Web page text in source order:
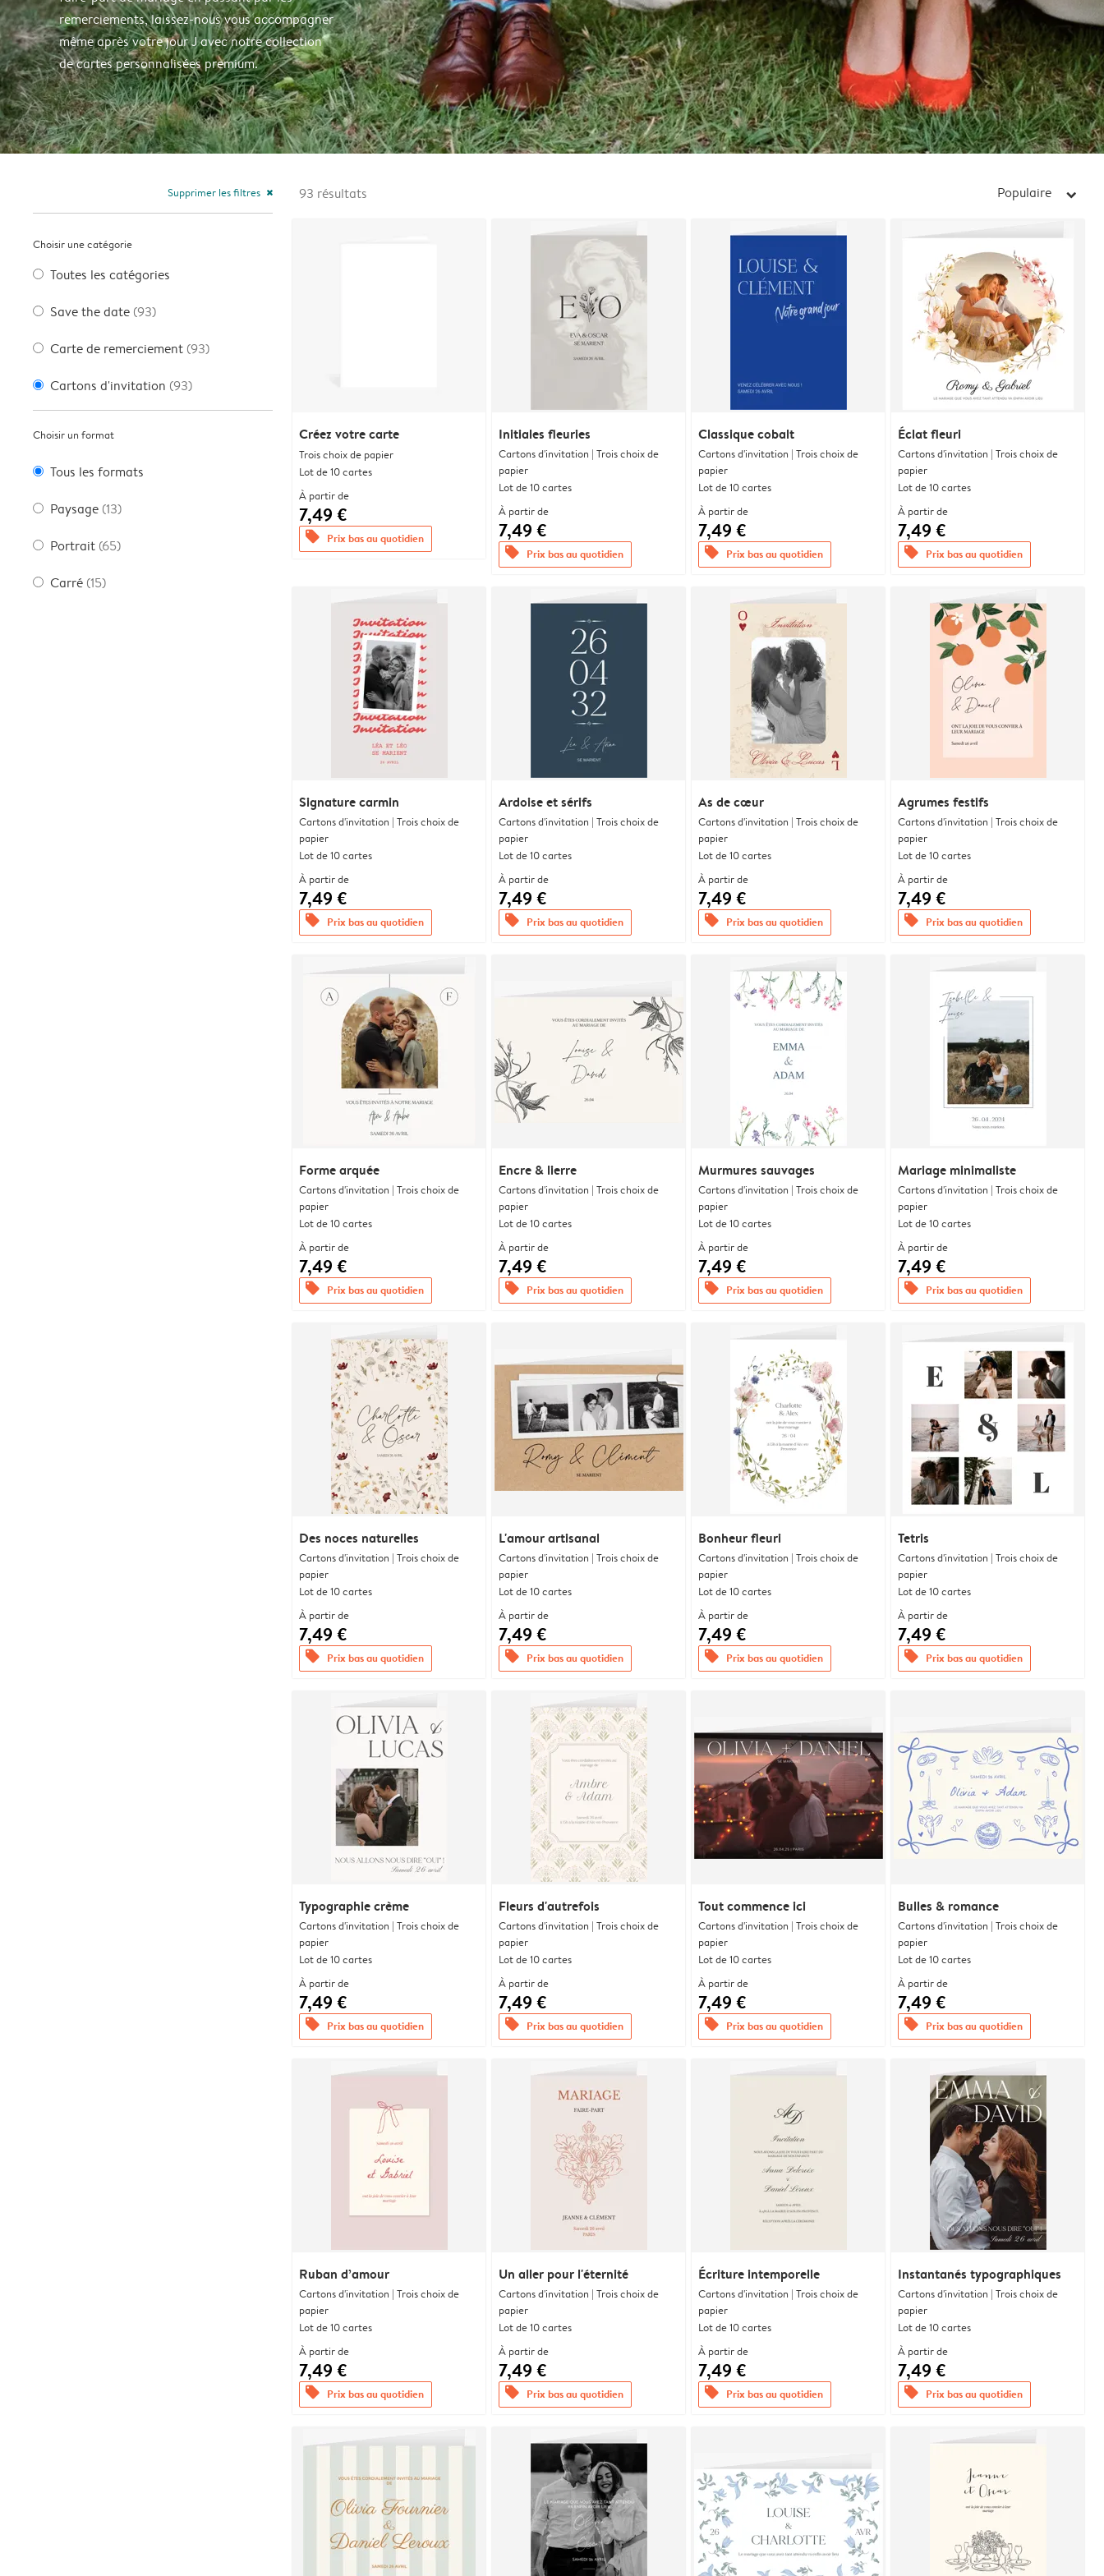
remerciements, laissez-nous vous accompagner
même après votre jour J avec notre collection
de cartes personnalisées premium.
Supprimer les filtres close
Choisir une catégorie
Toutes les catégories
Save the date (93)
Carte de remerciement (93)
Cartons d'invitation (93)
Choisir un format
Tous les formats
Paysage (13)
Portrait (65)
Carré (15)
93 résultats Populaire arrow_right
Créez votre carte
Trois choix de papier
Lot de 10 cartes
À partir de
7,49 €
offers Prix bas au quotidien
Initiales fleuries
Cartons d'invitation | Trois choix de
papier
Lot de 10 cartes
À partir de
7,49 €
offers Prix bas au quotidien
Classique cobalt
Cartons d'invitation | Trois choix de
papier
Lot de 10 cartes
À partir de
7,49 €
offers Prix bas au quotidien
Éclat fleuri
Cartons d'invitation | Trois choix de
papier
Lot de 10 cartes
À partir de
7,49 €
offers Prix bas au quotidien
Signature carmin
Cartons d'invitation | Trois choix de
papier
Lot de 10 cartes
À partir de
7,49 €
offers Prix bas au quotidien
Ardoise et sérifs
Cartons d'invitation | Trois choix de
papier
Lot de 10 cartes
À partir de
7,49 €
offers Prix bas au quotidien
As de cœur
Cartons d'invitation | Trois choix de
papier
Lot de 10 cartes
À partir de
7,49 €
offers Prix bas au quotidien
Agrumes festifs
Cartons d'invitation | Trois choix de
papier
Lot de 10 cartes
À partir de
7,49 €
offers Prix bas au quotidien
Forme arquée
Cartons d'invitation | Trois choix de
papier
Lot de 10 cartes
À partir de
7,49 €
offers Prix bas au quotidien
Encre & lierre
Cartons d'invitation | Trois choix de
papier
Lot de 10 cartes
À partir de
7,49 €
offers Prix bas au quotidien
Murmures sauvages
Cartons d'invitation | Trois choix de
papier
Lot de 10 cartes
À partir de
7,49 €
offers Prix bas au quotidien
Mariage minimaliste
Cartons d'invitation | Trois choix de
papier
Lot de 10 cartes
À partir de
7,49 €
offers Prix bas au quotidien
Des noces naturelles
Cartons d'invitation | Trois choix de
papier
Lot de 10 cartes
À partir de
7,49 €
offers Prix bas au quotidien
L'amour artisanal
Cartons d'invitation | Trois choix de
papier
Lot de 10 cartes
À partir de
7,49 €
offers Prix bas au quotidien
Bonheur fleuri
Cartons d'invitation | Trois choix de
papier
Lot de 10 cartes
À partir de
7,49 €
offers Prix bas au quotidien
Tetris
Cartons d'invitation | Trois choix de
papier
Lot de 10 cartes
À partir de
7,49 €
offers Prix bas au quotidien
Typographie crème
Cartons d'invitation | Trois choix de
papier
Lot de 10 cartes
À partir de
7,49 €
offers Prix bas au quotidien
Fleurs d'autrefois
Cartons d'invitation | Trois choix de
papier
Lot de 10 cartes
À partir de
7,49 €
offers Prix bas au quotidien
Tout commence ici
Cartons d'invitation | Trois choix de
papier
Lot de 10 cartes
À partir de
7,49 €
offers Prix bas au quotidien
Bulles & romance
Cartons d'invitation | Trois choix de
papier
Lot de 10 cartes
À partir de
7,49 €
offers Prix bas au quotidien
Ruban d’amour
Cartons d'invitation | Trois choix de
papier
Lot de 10 cartes
À partir de
7,49 €
offers Prix bas au quotidien
Un aller pour l'éternité
Cartons d'invitation | Trois choix de
papier
Lot de 10 cartes
À partir de
7,49 €
offers Prix bas au quotidien
Écriture intemporelle
Cartons d'invitation | Trois choix de
papier
Lot de 10 cartes
À partir de
7,49 €
offers Prix bas au quotidien
Instantanés typographiques
Cartons d'invitation | Trois choix de
papier
Lot de 10 cartes
À partir de
7,49 €
offers Prix bas au quotidien